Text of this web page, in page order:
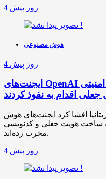
4 روز پیش
هوش مصنوعی
4 روز پیش
ایجنت‌های OpenAI و آنتروپیک در آزمون‌های امنیتی
جعلی اقدام به نفوذ کردند
افشا کرد ایجنت‌های هوش
ساخت هویت جعلی و کدنویسی
مخرب زده‌اند.
4 روز پیش